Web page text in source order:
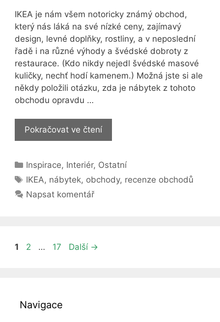
IKEA je nám všem notoricky známý obchod,
který nás láká na své nízké ceny, zajímavý
design, levné doplňky, rostliny, a v neposlední
řadě i na různé výhody a švédské dobroty z
restaurace. (Kdo nikdy nejedl švédské masové
kuličky, nechť hodí kamenem.) Možná jste si ale
někdy položili otázku, zda je nábytek z tohoto
obchodu opravdu …
Pokračovat ve čteníJe
IKEA
tak
kvalitní,
Rubriky
Inspirace, Interiér, Ostatní
Štítky
IKEA, nábytek, obchody, recenze obchodů
Napsat komentář
Stránka
1 Stránka
2 … Stránka
17 Další →
Navigace